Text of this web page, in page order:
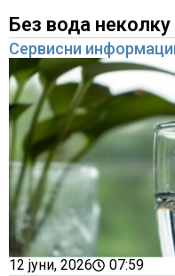
Без вода
Сервисни
12 јуни, 2026
07:59